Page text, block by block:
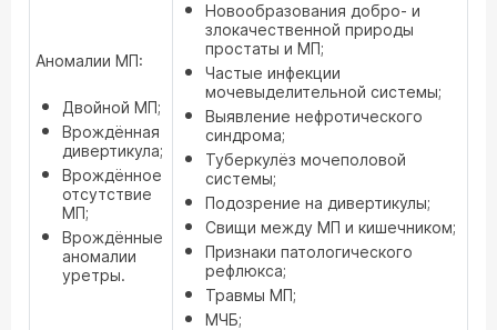
Аномалии МП:
Двойной МП;
Врождённая
дивертикула;
Врождённое
отсутствие
МП;
Врождённые
аномалии
уретры.
Новообразования добро- и
злокачественной природы
простаты и МП;
Частые инфекции
мочевыделительной системы;
Выявление нефротического
синдрома;
Туберкулёз мочеполовой
системы;
Подозрение на дивертикулы;
Свищи между МП и кишечником;
Признаки патологического
рефлюкса;
Травмы МП;
МЧБ;